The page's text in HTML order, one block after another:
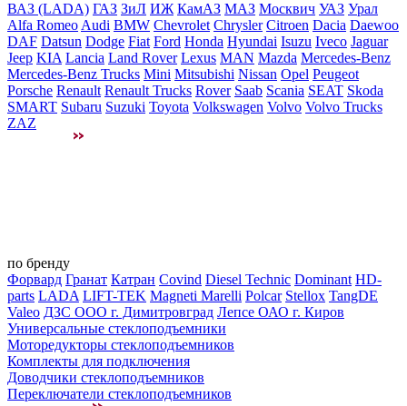
ВАЗ (LADA) ГАЗ ЗиЛ ИЖ КамАЗ МАЗ Москвич УАЗ Урал
Alfa Romeo Audi BMW Chevrolet Chrysler Citroen Dacia Daewoo
DAF Datsun Dodge Fiat Ford Honda Hyundai Isuzu Iveco Jaguar
Jeep KIA Lancia Land Rover Lexus MAN Mazda Mercedes-Benz
Mercedes-Benz Trucks Mini Mitsubishi Nissan Opel Peugeot
Porsche Renault Renault Trucks Rover Saab Scania SEAT Skoda
SMART Subaru Suzuki Toyota Volkswagen Volvo Volvo Trucks
ZAZ
по бренду
Форвард Гранат Катран Covind Diesel Technic Dominant HD-
parts LADA LIFT-TEK Magneti Marelli Polcar Stellox TangDE
Valeo ДЗС ООО г. Димитровград Лепсе ОАО г. Киров
Универсальные стеклоподъемники
Моторедукторы стеклоподъемников
Комплекты для подключения
Доводчики стеклоподъемников
Переключатели стеклоподъемников